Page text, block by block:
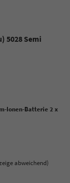
5028 Semi
Ionen-Batterie 2 x
abweichend)